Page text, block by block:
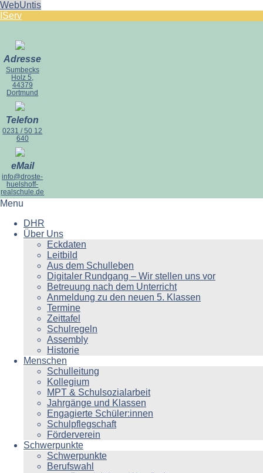
WebUntis
IServ
Adresse
Sumbecks
Holz 5,
44379
Dortmund
Telefon
0231 / 50 12
640
eMail
info@droste-
huelshoff-
realschule.de
Menu
DHR
Über Uns
Eckdaten
Leitbild
Aus dem Schulleben
Digitaler Rundgang – Wir stellen uns vor
Betreuung nach dem Unterricht
Anmeldung zu den neuen 5. Klassen
Termine
Zeittafel
Schulregeln
Assembly
Historie
Menschen
Schulleitung
Kollegium
MPT & Schulsozialarbeit
Jahrgänge und Klassen
Engagierte Schüler:innen
Schulpflegschaft
Förderverein
Schwerpunkte
Schwerpunkte
Berufswahl